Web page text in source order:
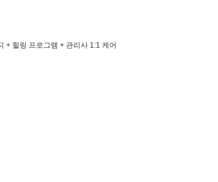
+ 힐링 프로그램 + 관리사 1:1 케어